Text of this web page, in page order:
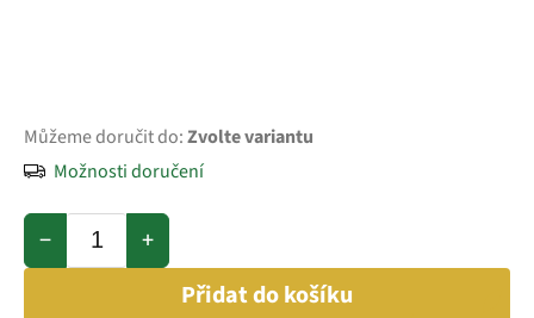
Můžeme doručit do:Zvolte variantu
Možnosti doručení
+
−
Přidat do košíku